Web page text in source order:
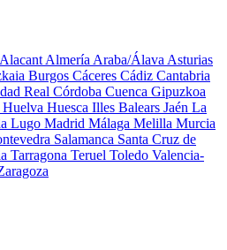
Almería Araba/Álava Asturias
Burgos Cáceres Cádiz Cantabria
Real Córdoba Cuenca Gipuzkoa
Huelva Huesca Illes Balears Jaén La
Lugo Madrid Málaga Melilla Murcia
Salamanca Santa Cruz de
Tarragona Teruel Toledo Valencia-